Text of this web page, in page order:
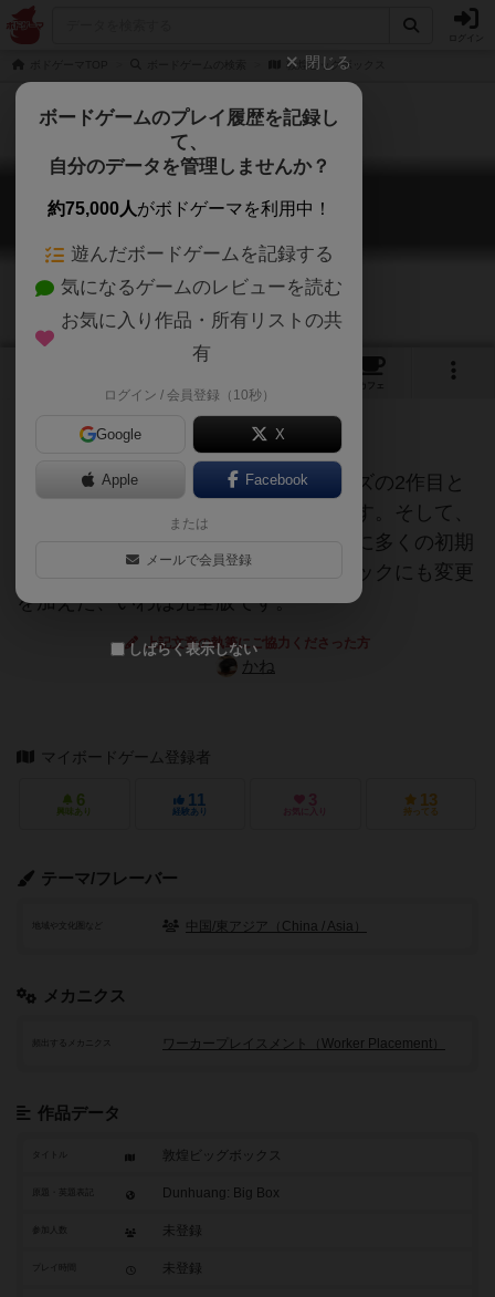
敦煌ビッグボックス
敦煌ビッグボックス
Dunhuang: Big Box
カフェ
「敦煌」は、静言思桌游の城市シリーズの2作目と
なるワーカープレイスメントゲームです。そして、
「敦煌ビッグボックス」は、「敦煌」に多くの初期
配置パックを加え、既存の初期配置パックにも変更
を加えた、いわば完全版です。
上記文章の執筆にご協力くださった方
かね
マイボードゲーム登録者
6
興味あり
11
経験あり
3
お気に入り
13
持ってる
テーマ/フレーバー
地域や文化圏など 中国/東アジア（China / Asia）
メカニクス
頻出するメカニクス ワーカープレイスメント（Worker Placement）
作品データ
タイトル 敦煌ビッグボックス
Dunhuang: Big Box
参加人数 未登録
未登録
閉じる
ボードゲームのプレイ履歴を記録し
て、
自分のデータを管理しませんか？
約75,000人がボドゲーマを利用中！
遊んだボードゲームを記録する
気になるゲームのレビューを読む
お気に入り作品・所有リストの共
有
ログイン / 会員登録（10秒）
Google X
Apple Facebook
または
メールで会員登録
しばらく表示しない